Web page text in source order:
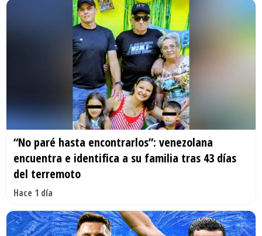
“No paré hasta encontrarlos”: venezolana
encuentra e identifica a su familia tras 43 días
del terremoto
Hace 1 día